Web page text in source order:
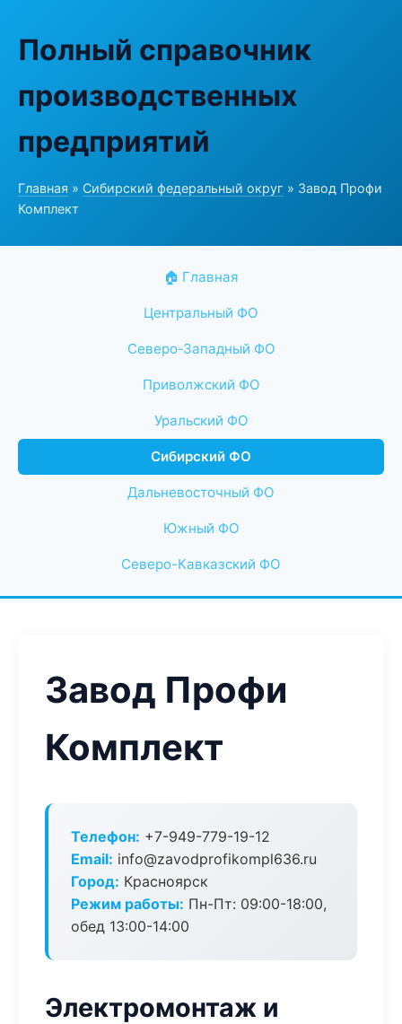
Полный справочник
производственных
предприятий
Главная » Сибирский федеральный округ » Завод Профи
Комплект
🏠 Главная
Центральный ФО
Северо-Западный ФО
Приволжский ФО
Уральский ФО
Сибирский ФО
Дальневосточный ФО
Южный ФО
Северо-Кавказский ФО
Завод Профи
Комплект
Телефон: +7-949-779-19-12
Email: info@zavodprofikompl636.ru
Город: Красноярск
Режим работы: Пн-Пт: 09:00-18:00,
обед 13:00-14:00
Электромонтаж и